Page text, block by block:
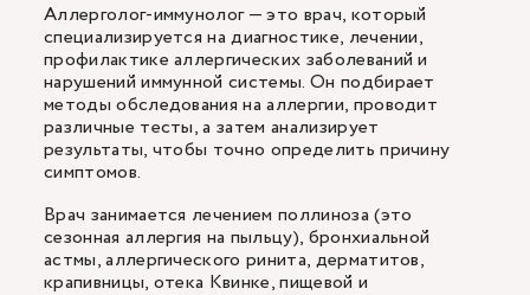
Аллерголог-иммунолог — это врач, который
специализируется на диагностике, лечении,
профилактике аллергических заболеваний и
нарушений иммунной системы. Он подбирает
методы обследования на аллергии, проводит
различные тесты, а затем анализирует
результаты, чтобы точно определить причину
симптомов.
Врач занимается лечением поллиноза (это
сезонная аллергия на пыльцу), бронхиальной
астмы, аллергического ринита, дерматитов,
крапивницы, отека Квинке, пищевой и